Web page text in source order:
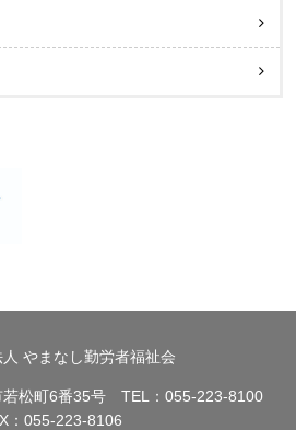
やまなし勤労者福祉会
若松町6番35号 TEL：055-223-8100
：055-223-8106